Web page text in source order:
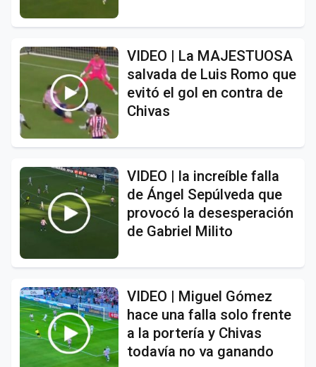
VIDEO | La MAJESTUOSA
salvada de Luis Romo que
evitó el gol en contra de
Chivas
VIDEO | la increíble falla
de Ángel Sepúlveda que
provocó la desesperación
de Gabriel Milito
VIDEO | Miguel Gómez
hace una falla solo frente
a la portería y Chivas
todavía no va ganando